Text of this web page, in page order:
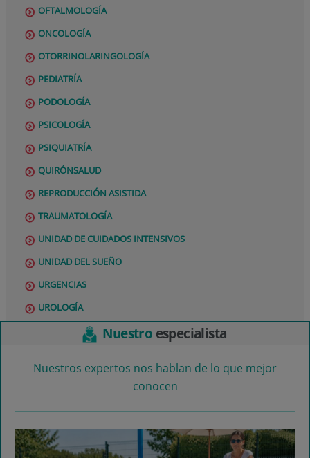
OFTALMOLOGÍA
ONCOLOGÍA
OTORRINOLARINGOLOGÍA
PEDIATRÍA
PODOLOGÍA
PSICOLOGÍA
PSIQUIATRÍA
QUIRÓNSALUD
REPRODUCCIÓN ASISTIDA
TRAUMATOLOGÍA
UNIDAD DE CUIDADOS INTENSIVOS
UNIDAD DEL SUEÑO
URGENCIAS
UROLOGÍA
Nuestro especialista
Nuestros expertos nos hablan de lo que mejor
conocen